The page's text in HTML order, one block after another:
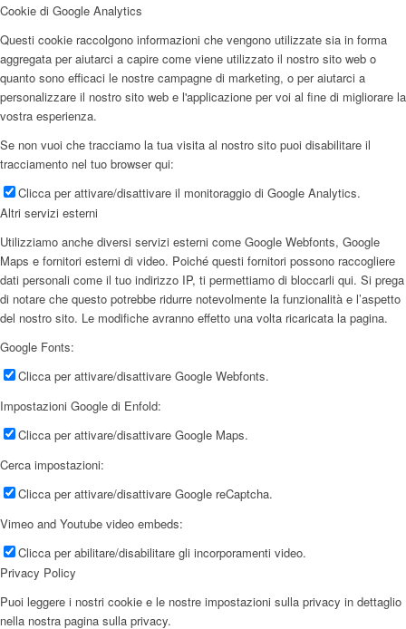
Cookie di Google Analytics
Questi cookie raccolgono informazioni che vengono utilizzate sia in forma
aggregata per aiutarci a capire come viene utilizzato il nostro sito web o
quanto sono efficaci le nostre campagne di marketing, o per aiutarci a
personalizzare il nostro sito web e l'applicazione per voi al fine di migliorare la
vostra esperienza.
Se non vuoi che tracciamo la tua visita al nostro sito puoi disabilitare il
tracciamento nel tuo browser qui:
Clicca per attivare/disattivare il monitoraggio di Google Analytics.
Altri servizi esterni
Utilizziamo anche diversi servizi esterni come Google Webfonts, Google
Maps e fornitori esterni di video. Poiché questi fornitori possono raccogliere
dati personali come il tuo indirizzo IP, ti permettiamo di bloccarli qui. Si prega
di notare che questo potrebbe ridurre notevolmente la funzionalità e l’aspetto
del nostro sito. Le modifiche avranno effetto una volta ricaricata la pagina.
Google Fonts:
Clicca per attivare/disattivare Google Webfonts.
Impostazioni Google di Enfold:
Clicca per attivare/disattivare Google Maps.
Cerca impostazioni:
Clicca per attivare/disattivare Google reCaptcha.
Vimeo and Youtube video embeds:
Clicca per abilitare/disabilitare gli incorporamenti video.
Privacy Policy
Puoi leggere i nostri cookie e le nostre impostazioni sulla privacy in dettaglio
nella nostra pagina sulla privacy.